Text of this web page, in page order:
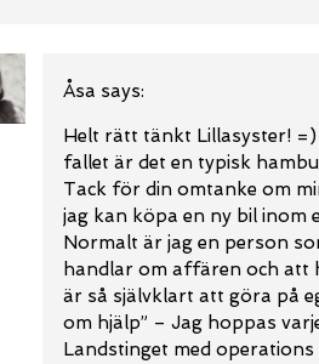
Åsa says:
Helt rätt tänkt Lillasyster!
fallet är det en typisk
Tack för din omtanke om
jag kan köpa en ny bil inom
Normalt är jag en person
handlar om affären och att
är så självklart att göra på
om hjälp” – Jag hoppas
Landstinget med